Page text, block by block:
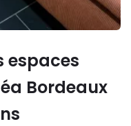
espaces
Bordeaux